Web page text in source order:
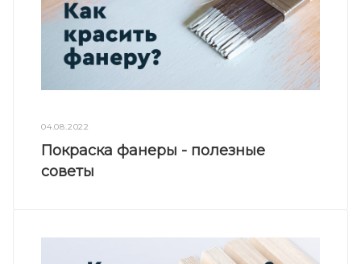
04.08.2022
Покраска фанеры - полезные
советы